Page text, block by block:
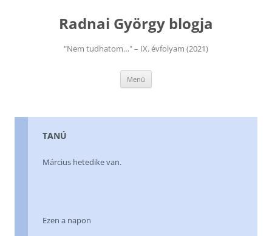
Radnai György blogja
"Nem tudhatom…" – IX. évfolyam (2021)
Menü
TANÚ
Március hetedike van.
Ezen a napon